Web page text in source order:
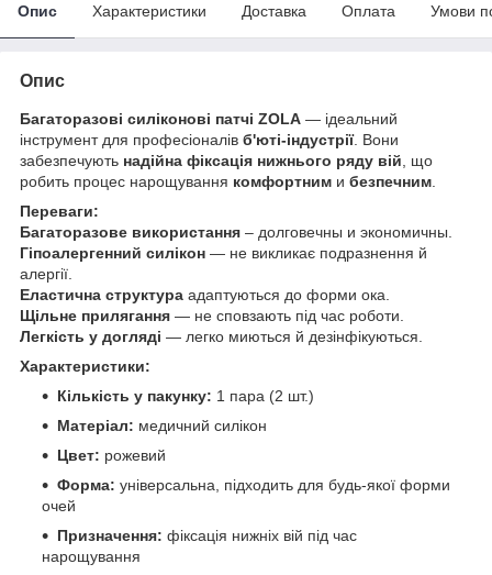
Опис Характеристики Доставка Оплата Умови
Опис
Багаторазові силіконові патчі ZOLA — ідеальний
інструмент для професіоналів б'юті-індустрії. Вони
забезпечують надійна фіксація нижнього ряду вій , що
робить процес нарощування комфортним и безпечним
Переваги:
Багаторазове використання – долговечны и экономичны.
Гіпоалергенний силікон — не викликає подразнення й
алергії.
Еластична структура адаптуються до форми ока.
Щільне прилягання — не сповзають під час роботи.
Легкість у догляді — легко миються й дезінфікуються.
Характеристики:
Кількість у пакунку: 1 пара (2 шт.)
Матеріал: медичний силікон
Цвет: рожевий
Форма: універсальна, підходить для будь-якої форми
очей
Призначення: фіксація нижніх вій під час
нарощування